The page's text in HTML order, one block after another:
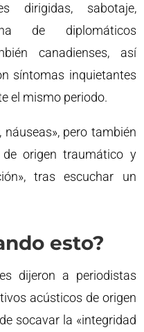
dirigidas, sabotaje,
de diplomáticos
canadienses, así
síntomas inquietantes
el mismo periodo.
pero también
de origen traumático y
tras escuchar un
esto?
dijeron a periodistas
acústicos de origen
socavar la «integridad